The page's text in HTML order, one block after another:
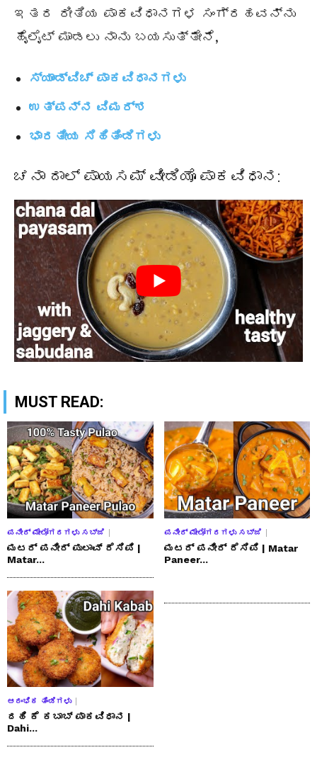
ಇತರ ರೀತಿಯ ಪಾಕವಿಧಾನಗಳ ಸಂಗ್ರಹವನ್ನು
ಹೈಲೈಟ್ ಮಾಡಲು ನಾನು ಬಯಸುತ್ತೇನೆ,
ಸ್ಯಾಂಡ್‌‌ವಿಚ್ ಪಾಕವಿಧಾನಗಳು
ಉತ್ಪನ್ನ ವಿಮರ್ಶ
ಭಾರತೀಯ ಸಿಹಿತಿಂಡಿಗಳು
ಚನಾ ದಾಲ್ ಪಾಯಸಮ್ ವೀಡಿಯೊ ಪಾಕವಿಧಾನ:
MUST READ:
ಪನೀರ್ ಮೇಲೋಗರಗಳು ಸಬ್ಜಿ
ಮಟರ್ ಪನೀರ್ ಪುಲಾವ್ ರೆಸಿಪಿ |
Matar...
ಪನೀರ್ ಮೇಲೋಗರಗಳು ಸಬ್ಜಿ
ಮಟರ್ ಪನೀರ್ ರೆಸಿಪಿ | Matar
Paneer...
ಆರಂಭಿಕ ತಿಂಡಿಗಳು
ದಹಿ ಕೆ ಕಬಾಬ್ ಪಾಕವಿಧಾನ |
Dahi...